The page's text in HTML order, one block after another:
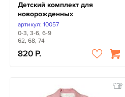
Детский комплект для
новорожденных
артикул: 10057
0-3, 3-6, 6-9
62, 68, 74
820